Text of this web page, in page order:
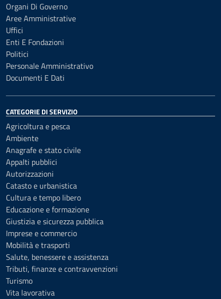
Organi Di Governo
Aree Amministrative
Uffici
Enti E Fondazioni
Politici
Personale Amministrativo
Documenti E Dati
CATEGORIE DI SERVIZIO
Agricoltura e pesca
Ambiente
Anagrafe e stato civile
Appalti pubblici
Autorizzazioni
Catasto e urbanistica
Cultura e tempo libero
Educazione e formazione
Giustizia e sicurezza pubblica
Imprese e commercio
Mobilità e trasporti
Salute, benessere e assistenza
Tributi, finanze e contravvenzioni
Turismo
Vita lavorativa